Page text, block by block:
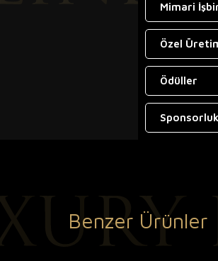
Mimari
Özel
Ödüller
Benzer Ürünler